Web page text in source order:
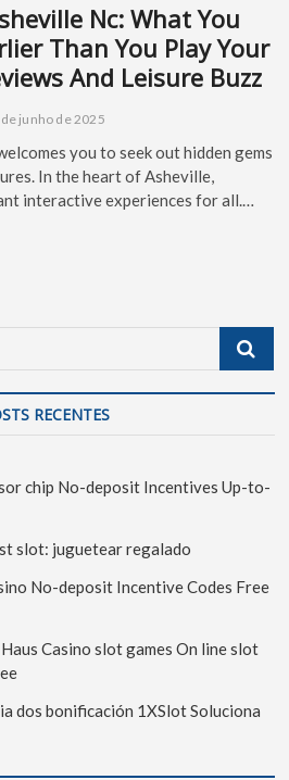
Nc: What You
Than You Play Your
And Leisure Buzz
junho de 2025
you to seek out hidden gems
In the heart of Asheville,
interactive experiences for all.…
RECENTES
chip No-deposit Incentives Up-to-
slot: juguetear regalado
No-deposit Incentive Codes Free
Casino slot games On line slot
dos bonificación 1XSlot Soluciona